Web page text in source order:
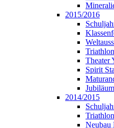
2015/2016
Triathlon
Theater
Spirit
2014/2015
Triathlon
Neubau